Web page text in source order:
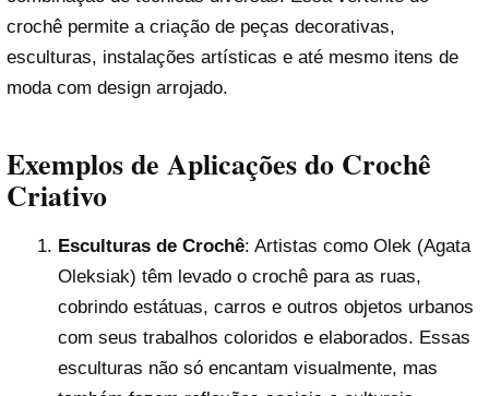
crochê permite a criação de peças decorativas,
esculturas, instalações artísticas e até mesmo itens de
moda com design arrojado.
Exemplos de Aplicações do Crochê
Criativo
Esculturas de Crochê: Artistas como Olek (Agata
Oleksiak) têm levado o crochê para as ruas,
cobrindo estátuas, carros e outros objetos urbanos
com seus trabalhos coloridos e elaborados. Essas
esculturas não só encantam visualmente, mas